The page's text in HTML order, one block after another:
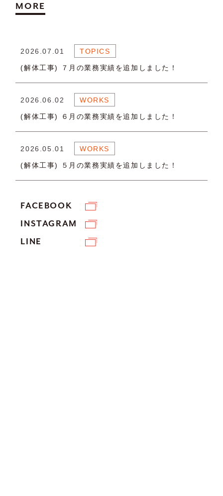
MORE
2026.07.01 TOPICS
(解体工事) ７月の業務実績を追加しました！
2026.06.02 WORKS
(解体工事) ６月の業務実績を追加しました！
2026.05.01 WORKS
(解体工事) ５月の業務実績を追加しました！
FACEBOOK
INSTAGRAM
LINE